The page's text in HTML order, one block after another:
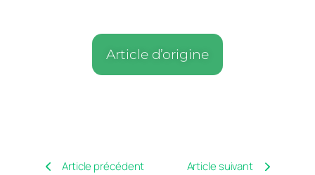
Article d’origine
Article précédent Article suivant